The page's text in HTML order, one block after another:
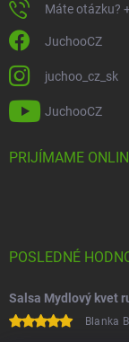
Máte otázku?
JuchooCZ
juchoo_cz_sk
JuchooCZ
PRIJÍMAME
POSLEDNÉ
Salsa Mydlový kvet
Blanka